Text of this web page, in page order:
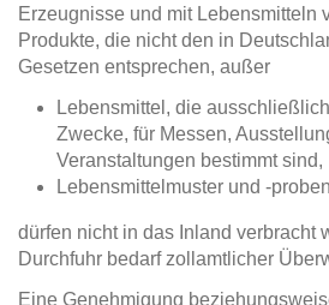
Erzeugnisse und mit Lebensmitteln
Produkte, die nicht den in
Gesetzen entsprechen, außer
Lebensmittel, die
Zwecke, für Messen,
Veranstaltungen bestimmt sind,
Lebensmittelmuster und -
dürfen nicht in das Inland verbracht
Durchfuhr bedarf zollamtlicher
Eine Genehmigung